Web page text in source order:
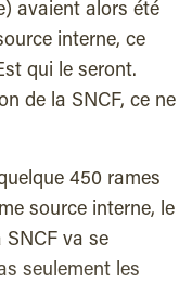
avaient alors été
interne, ce
qui le seront.
de la SNCF, ce ne
450 rames
source interne, le
SNCF va se
seulement les